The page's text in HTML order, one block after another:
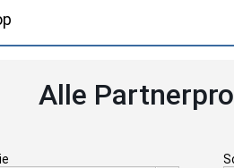
Alle